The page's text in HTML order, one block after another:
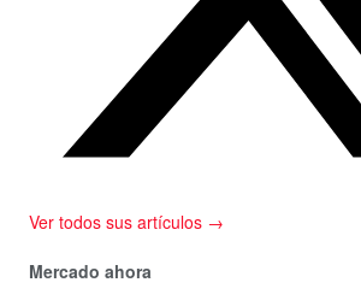
Ver todos sus artículos →
Mercado ahora